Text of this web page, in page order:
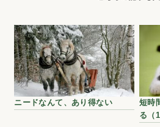
ニードなんて、あり得ない
短時
る（